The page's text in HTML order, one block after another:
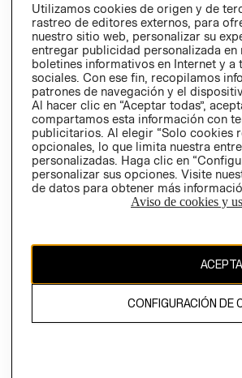
El contenido de esta página web está
Utilizamos cookies de origen y de
rastreo de editores externos, para
nuestro sitio web, personalizar su
entregar publicidad personalizada
boletines informativos en Internet y a
sociales. Con ese fin, recopilamos
patrones de navegación y el
Al hacer clic en “Aceptar todas”,
compartamos esta información con
publicitarios. Al elegir “Solo cookies
opcionales, lo que limita nuestra
personalizadas. Haga clic en
personalizar sus opciones. Visite
de datos para obtener más
Aviso de cookies y
CONFIGURACIÓN DE